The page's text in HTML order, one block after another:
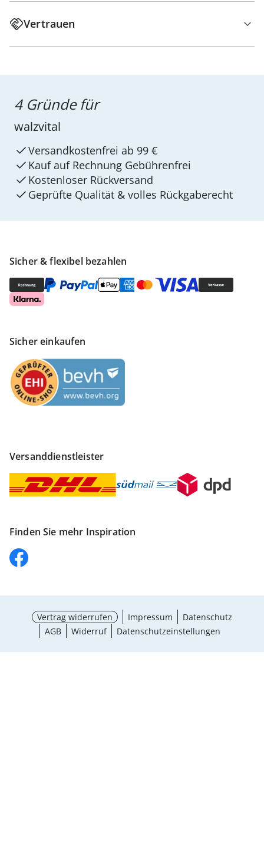
Vertrauen
Sicher & flexibel bezahlen
Sicher einkaufen
Versanddienstleister
Finden Sie mehr Inspiration
4 Gründe für
walzvital
Versandkostenfrei ab 99 €
Kauf auf Rechnung Gebührenfrei
Kostenloser Rückversand
Geprüfte Qualität & volles Rückgaberecht
Vertrag widerrufen Impressum
Datenschutz
AGB
Widerruf Datenschutzeinstellungen